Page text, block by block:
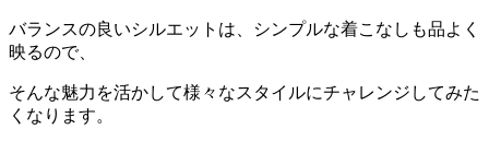
バランスの良いシルエットは、シンプルな着こなしも品よく
映るので、
そんな魅力を活かして様々なスタイルにチャレンジしてみた
くなります。